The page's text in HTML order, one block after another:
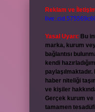
Reklam ve
Yasal Uyarı: Bu
marka, kurum
bağlantısı
kendi
haber niteliği
ve kişiler
Gerçek kurum
tamamen